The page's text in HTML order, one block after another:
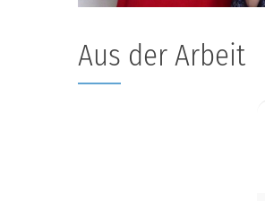
Aus der Arbeit